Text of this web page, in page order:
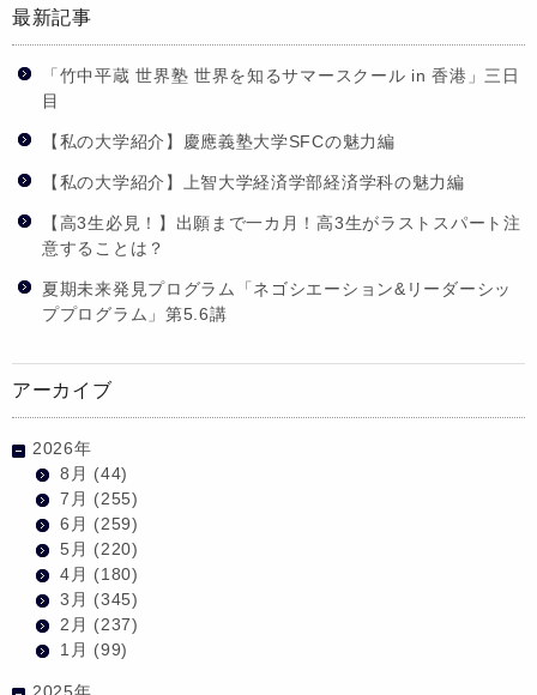
最新記事
「竹中平蔵 世界塾 世界を知るサマースクール in 香港」三日
目
【私の大学紹介】慶應義塾大学SFCの魅力編
【私の大学紹介】上智大学経済学部経済学科の魅力編
【高3生必見！】出願まで一カ月！高3生がラストスパート注
意することは？
夏期未来発見プログラム「ネゴシエーション&リーダーシッ
ププログラム」第5.6講
アーカイブ
2026年
8月 (44)
7月 (255)
6月 (259)
5月 (220)
4月 (180)
3月 (345)
2月 (237)
1月 (99)
2025年